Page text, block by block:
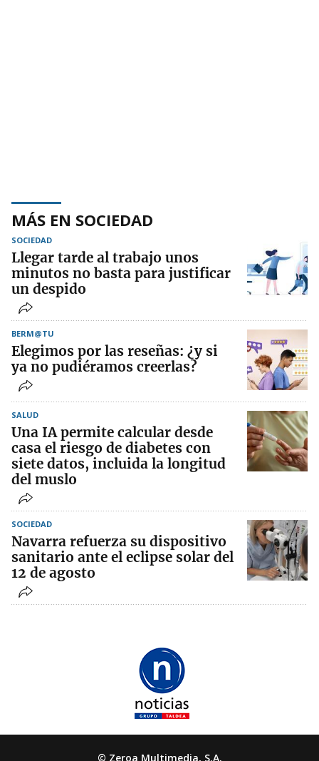
MÁS EN SOCIEDAD
SOCIEDAD
Llegar tarde al trabajo unos
minutos no basta para justificar
un despido
BERM@TU
Elegimos por las reseñas: ¿y si
ya no pudiéramos creerlas?
SALUD
Una IA permite calcular desde
casa el riesgo de diabetes con
siete datos, incluida la longitud
del muslo
SOCIEDAD
Navarra refuerza su dispositivo
sanitario ante el eclipse solar del
12 de agosto
© Zeroa Multimedia, S.A.